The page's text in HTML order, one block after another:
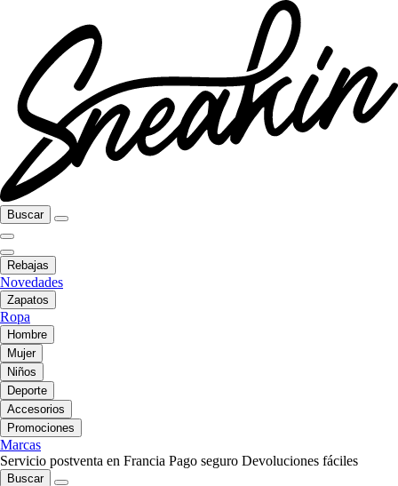
Buscar
Rebajas
Novedades
Zapatos
Ropa
Hombre
Mujer
Niños
Deporte
Accesorios
Promociones
Marcas
Servicio postventa en Francia Pago seguro Devoluciones fáciles
Buscar